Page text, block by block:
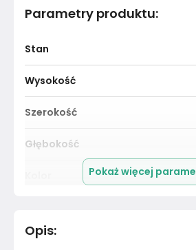
Parametry produktu:
Stan
Wysokość
Szerokość
Głębokość
Długość cm
Pokaż więcej
Opis: